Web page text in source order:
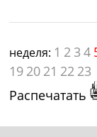
неделя: 1 2 3 4
19 20 21 22 23
Распечатать